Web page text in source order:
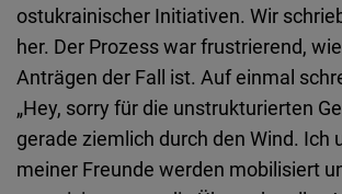
ostukrainischer Initiativen. Wir
her. Der Prozess war frustrierend,
Anträgen der Fall ist. Auf einmal
„Hey, sorry für die unstrukturierten
gerade ziemlich durch den Wind. Ich
meiner Freunde werden mobilisiert